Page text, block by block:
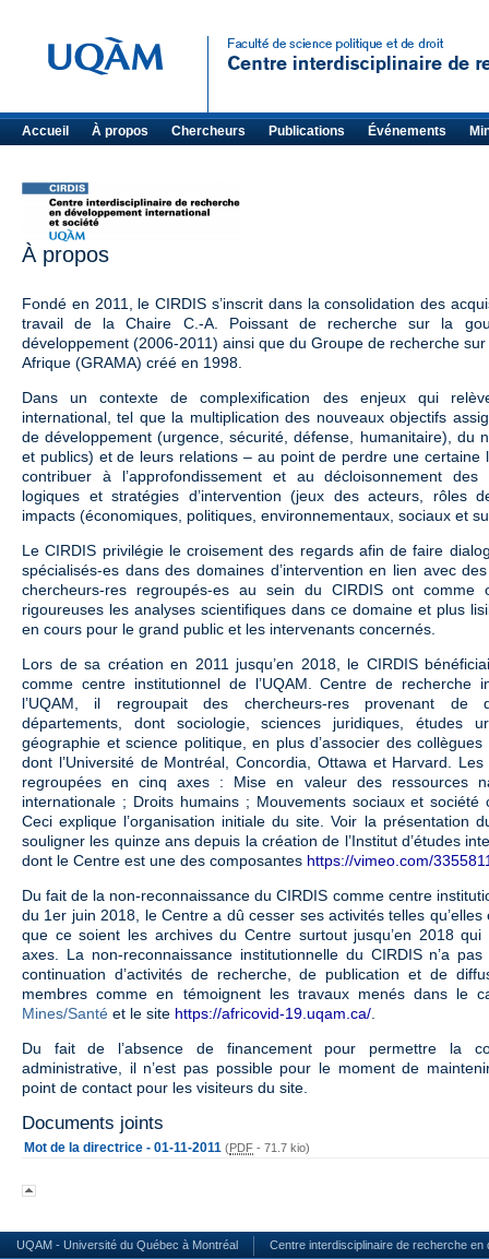
Accueil À propos Chercheurs Publications Événements
À propos
Fondé en 2011, le CIRDIS s’inscrit dans la consolidation des
travail de la Chaire C.-A. Poissant de recherche sur la
développement (2006-2011) ainsi que du Groupe de recherche
Afrique (GRAMA) créé en 1998.
Dans un contexte de complexification des enjeux qui
international, tel que la multiplication des nouveaux objectifs
de développement (urgence, sécurité, défense, humanitaire), du
et publics) et de leurs relations – au point de perdre une certaine
contribuer à l’approfondissement et au décloisonnement
logiques et stratégies d’intervention (jeux des acteurs, rôles
impacts (économiques, politiques, environnementaux, sociaux et
Le CIRDIS privilégie le croisement des regards afin de faire
spécialisés-es dans des domaines d’intervention en lien avec
chercheurs-res regroupés-es au sein du CIRDIS ont comme
rigoureuses les analyses scientifiques dans ce domaine et plus
en cours pour le grand public et les intervenants concernés.
Lors de sa création en 2011 jusqu’en 2018, le CIRDIS
comme centre institutionnel de l’UQAM. Centre de recherche
l’UQAM, il regroupait des chercheurs-res provenant de
départements, dont sociologie, sciences juridiques, études
géographie et science politique, en plus d’associer des
dont l’Université de Montréal, Concordia, Ottawa et Harvard.
regroupées en cinq axes : Mise en valeur des ressources
internationale ; Droits humains ; Mouvements sociaux et société
Ceci explique l’organisation initiale du site. Voir la présentation
souligner les quinze ans depuis la création de l’Institut d’études
dont le Centre est une des composantes https://vimeo.com/
Du fait de la non-reconnaissance du CIRDIS comme centre
du 1er juin 2018, le Centre a dû cesser ses activités telles
que ce soient les archives du Centre surtout jusqu’en 2018
axes. La non-reconnaissance institutionnelle du CIRDIS n’a
continuation d’activités de recherche, de publication et de
membres comme en témoignent les travaux menés dans le
Mines/Santé et le site https://africovid-19.uqam.ca/
Du fait de l’absence de financement pour permettre la
administrative, il n’est pas possible pour le moment de
point de contact pour les visiteurs du site.
Documents joints
Mot de la directrice - 01-11-2011 (PDF -71.7 kio)
UQAM - Université du Québec à Montréal Centre interdisciplinaire de recherche